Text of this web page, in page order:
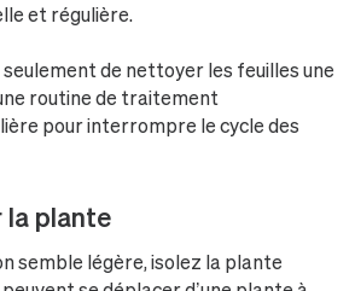
et régulière.
seulement de nettoyer les feuilles une
routine de traitement
pour interrompre le cycle des
la plante
semble légère, isolez la plante